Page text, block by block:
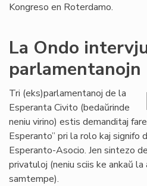
Kongreso en Roterdamo.
La Ondo
parlamentanojn
Tri (eks)parlamentanoj de la
Esperanta Civito (bedaŭrinde
neniu virino) estis demanditaj
Esperanto” pri la rolo kaj signifo
Esperanto-Asocio. Jen sintezo
privatuloj (neniu sciis ke ankaŭ
samtempe).